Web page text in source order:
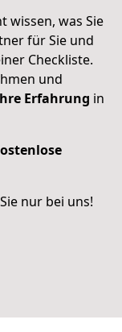
wissen, was Sie
für Sie und
Checkliste.
und
Erfahrung in
nur bei uns!